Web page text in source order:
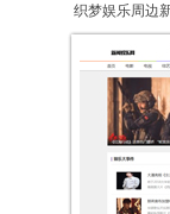
织梦娱乐周边